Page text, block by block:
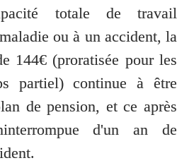
totale de travail
ou à un accident, la
144€ (proratisée pour les
partiel) continue à être
de pension, et ce après
d'un an de